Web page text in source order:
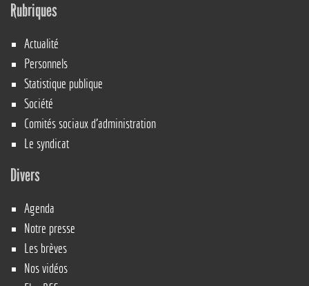
Rubriques
Actualité
Personnels
Statistique publique
Société
Comités sociaux d’administration
Le syndicat
Divers
Agenda
Notre presse
Les brèves
Nos vidéos